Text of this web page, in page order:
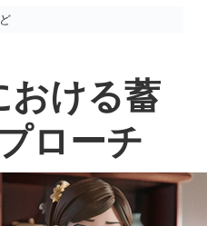
おける蓄
ローチ